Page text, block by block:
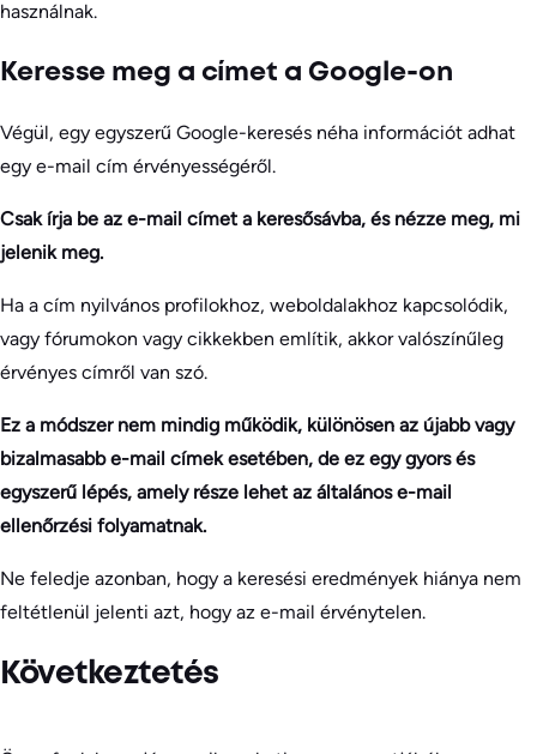
használnak.
Keresse meg a címet a Google-on
Végül, egy egyszerű Google-keresés néha információt adhat
egy e-mail cím érvényességéről.
Csak írja be az e-mail címet a keresősávba, és nézze meg, mi
jelenik meg.
Ha a cím nyilvános profilokhoz, weboldalakhoz kapcsolódik,
vagy fórumokon vagy cikkekben említik, akkor valószínűleg
érvényes címről van szó.
Ez a módszer nem mindig működik, különösen az újabb vagy
bizalmasabb e-mail címek esetében, de ez egy gyors és
egyszerű lépés, amely része lehet az általános e-mail
ellenőrzési folyamatnak.
Ne feledje azonban, hogy a keresési eredmények hiánya nem
feltétlenül jelenti azt, hogy az e-mail érvénytelen.
Következtetés